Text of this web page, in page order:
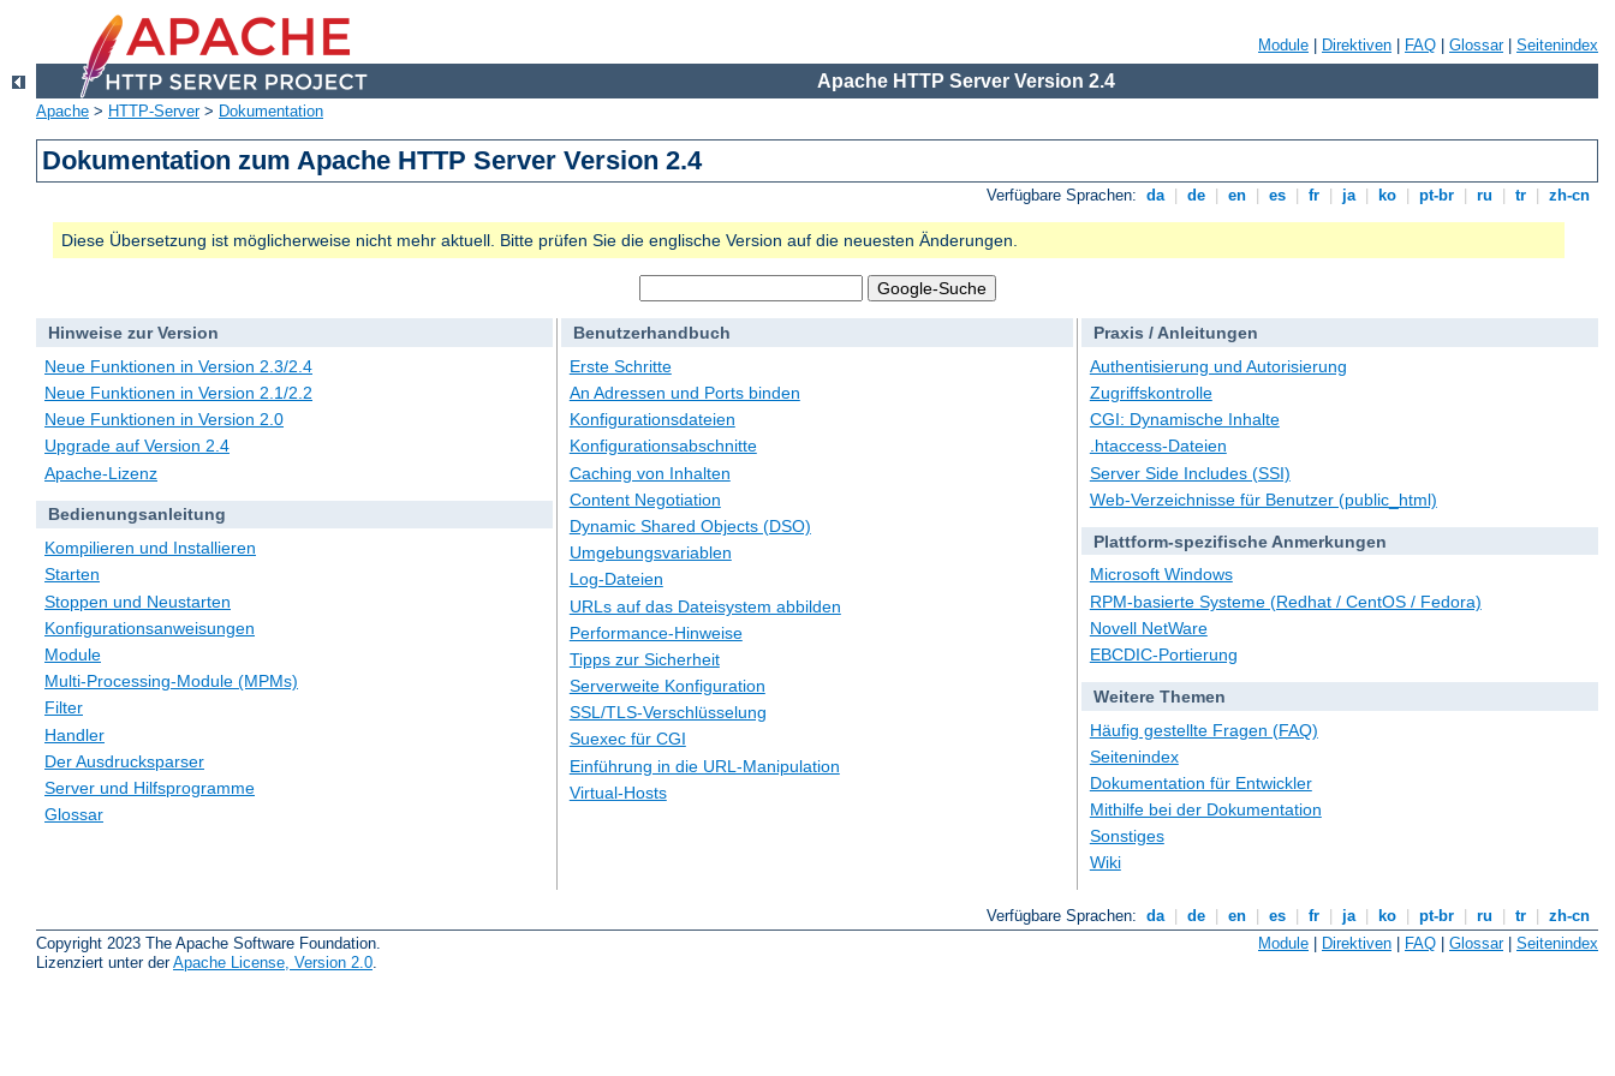
Module Direktiven FAQ Glossar| Seitenindex
Apache HTTP Server Version 2.4
Apache > HTTP-Server> Dokumentation
Dokumentation zum Apache HTTP Server Version 2.4
Verfügbare Sprachen: da de en es fr ja ko pt-br ru tr zh-cn
Diese Übersetzung ist möglicherweise nicht mehr aktuell. Bitte prüfen Sie die englische Version auf die neuesten Änderungen.
Hinweise zur Version
Neue Funktionen in Version 2.3/2.4
Neue Funktionen in Version 2.1/2.2
Neue Funktionen in Version 2.0
Upgrade auf Version 2.4
Apache-Lizenz
Bedienungsanleitung
Kompilieren und Installieren
Starten
Stoppen und Neustarten
Konfigurationsanweisungen
Module
Multi-Processing-Module (MPMs)
Filter
Handler
Der Ausdrucksparser
Server und Hilfsprogramme
Glossar
Benutzerhandbuch
Erste Schritte
An Adressen und Ports binden
Konfigurationsdateien
Konfigurationsabschnitte
Caching von Inhalten
Content Negotiation
Dynamic Shared Objects (DSO)
Umgebungsvariablen
Log-Dateien
URLs auf das Dateisystem abbilden
Performance-Hinweise
Tipps zur Sicherheit
Serverweite Konfiguration
SSL/TLS-Verschlüsselung
Suexec für CGI
Einführung in die URL-Manipulation
Virtual-Hosts
Praxis / Anleitungen
Authentisierung und Autorisierung
Zugriffskontrolle
CGI: Dynamische Inhalte
.htaccess-Dateien
Server Side Includes (SSI)
Web-Verzeichnisse für Benutzer (public_html)
Plattform-spezifische Anmerkungen
Microsoft Windows
RPM-basierte Systeme (Redhat / CentOS / Fedora)
Novell NetWare
EBCDIC-Portierung
Weitere Themen
Häufig gestellte Fragen (FAQ)
Seitenindex
Dokumentation für Entwickler
Mithilfe bei der Dokumentation
Sonstiges
Wiki
Verfügbare Sprachen: da de en es fr ja ko pt-br ru tr
zh-cn
Copyright 2023 The Apache Software Foundation.
Lizenziert unter derApache License, Version 2.0
Module | Direktiven | FAQ | Glossar| Seitenindex